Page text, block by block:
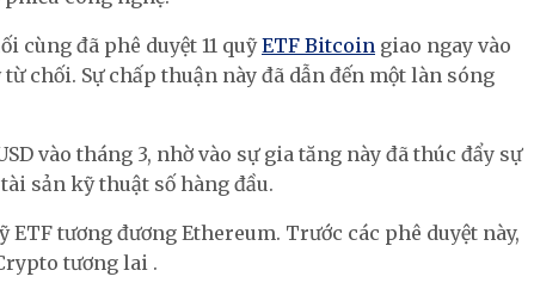
cùng đã phê duyệt 11 quỹETF Bitcoin giao ngay vào
chối. Sự chấp thuận này đã dẫn đến một làn sóng
vào tháng 3, nhờ vào sự gia tăng này đã thúc đẩy sự
sản kỹ thuật số hàng đầu.
ETF tương đương Ethereum. Trước các phê duyệt này,
tương lai .